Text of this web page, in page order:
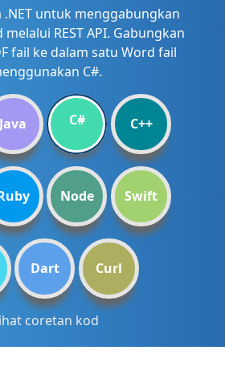
untuk menggabungkan
REST API. Gabungkan
fail ke dalam satu Word fail
C#.
Java C# C++
Node Swift
Dart Curl
coretan kod